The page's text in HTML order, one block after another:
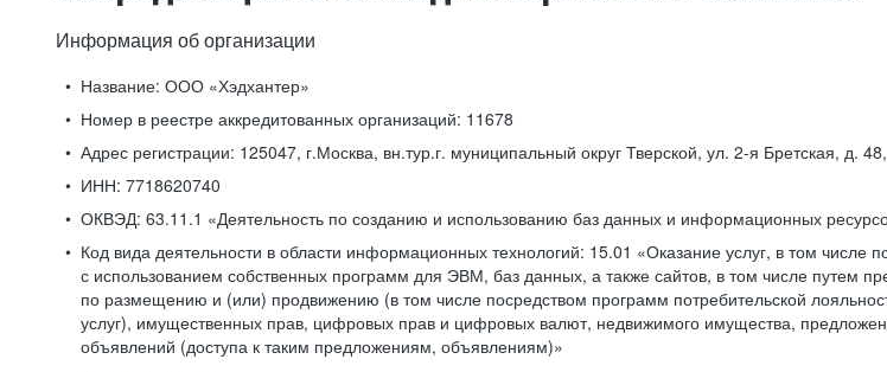
Информация об организации
Название: ООО «Хэдхантер»
Номер в реестре аккредитованных организаций: 11678
Адрес регистрации: 125047, г.Москва, вн.тур.г. муниципальный округ Тверской, ул. 2-я Бретская, д.
ИНН: 7718620740
ОКВЭД: 63.11.1 «Деятельность по созданию и использованию баз данных и информационных
Код вида деятельности в области информационных технологий: 15.01 «Оказание услуг, в том числе
с использованием собственных программ для ЭВМ, баз данных, а также сайтов, в том числе путем
по размещению и (или) продвижению (в том числе посредством программ потребительской
услуг), имущественных прав, цифровых прав и цифровых валют, недвижимого имущества,
объявлений (доступа к таким предложениям, объявлениям)»